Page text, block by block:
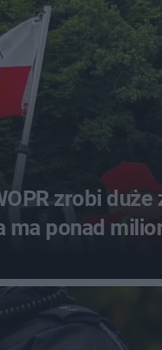
zrobi duże
ma ponad